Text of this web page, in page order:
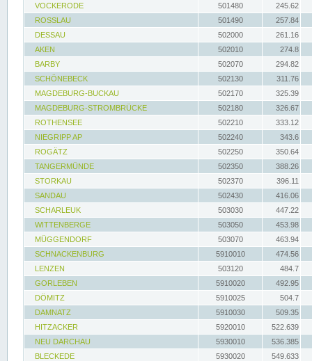
VOCKERODE
501480
245.62
ROSSLAU
501490
257.84
DESSAU
502000
261.16
AKEN
502010
274.8
BARBY
502070
294.82
SCHÖNEBECK
502130
311.76
MAGDEBURG-BUCKAU
502170
325.39
MAGDEBURG-STROMBRÜCKE
502180
326.67
ROTHENSEE
502210
333.12
NIEGRIPP AP
502240
343.6
ROGÄTZ
502250
350.64
TANGERMÜNDE
502350
388.26
STORKAU
502370
396.11
SANDAU
502430
416.06
SCHARLEUK
503030
447.22
WITTENBERGE
503050
453.98
MÜGGENDORF
503070
463.94
SCHNACKENBURG
5910010
474.56
LENZEN
503120
484.7
GORLEBEN
5910020
492.95
DÖMITZ
5910025
504.7
DAMNATZ
5910030
509.35
HITZACKER
5920010
522.639
NEU DARCHAU
5930010
536.385
BLECKEDE
5930020
549.633